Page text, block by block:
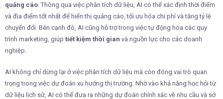
quảng cáo . Thông qua việc phân tích dữ liệu, AI có thể xác định thời điểm
và địa điểm tốt nhất để hiển thị quảng cáo, tối ưu hóa chi phí và tăng tỷ lệ
chuyển đổi. Bên cạnh đó, AI cũng hỗ trợ trong việc tự động hóa các quy
trình marketing, giúp tiết kiệm thời gian và nguồn lực cho các doanh
nghiệp.
AI không chỉ dừng lại ở việc phân tích dữ liệu mà còn đóng vai trò quan
trọng trong việc dự đoán xu hướng thị trường. Nhờ vào khả năng học hỏi từ
dữ liệu lịch sử, AI có thể đưa ra những dự đoán chính xác về nhu cầu và sở